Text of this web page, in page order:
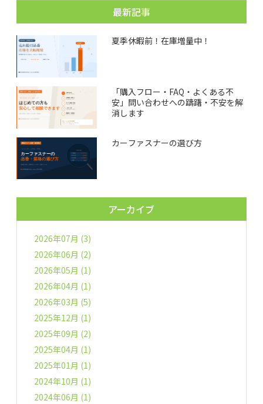
最新記事
夏季休暇前！在庫増量中！
「購入フロー・FAQ・よくある不
安」問い合わせへの躊躇・不安を解
消します
カーファスナーの選び方
アーカイブ
2026年07月 (3)
2026年06月 (2)
2026年05月 (1)
2026年04月 (1)
2026年03月 (5)
2025年12月 (1)
2025年09月 (2)
2025年04月 (1)
2025年01月 (1)
2024年10月 (1)
2024年06月 (1)